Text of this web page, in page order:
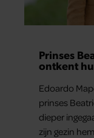
Prinses
ontkent
Edoardo
prinses
dieper
zijn gezin